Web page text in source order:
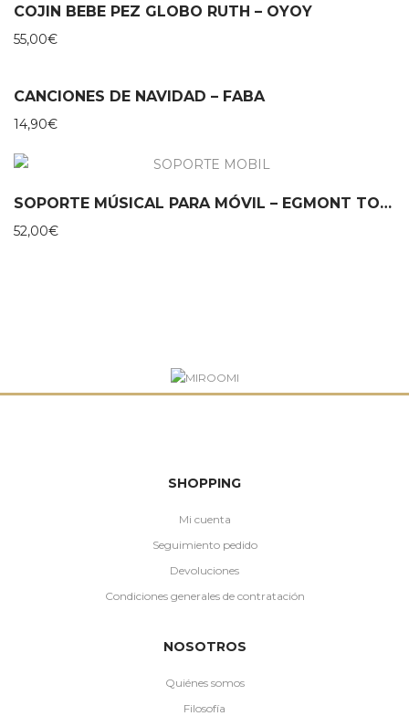
COJIN BEBE PEZ GLOBO RUTH – OYOY
55,00€
CANCIONES DE NAVIDAD – FABA
14,90€
SOPORTE MÚSICAL PARA MÓVIL – EGMONT TOYS
52,00€
SHOPPING
Mi cuenta
Seguimiento pedido
Devoluciones
Condiciones generales de contratación
NOSOTROS
Quiénes somos
Filosofía